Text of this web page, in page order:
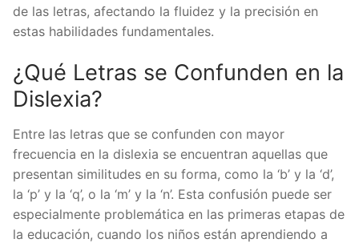
de las letras, afectando la fluidez y la precisión en
estas habilidades fundamentales.
¿Qué Letras se Confunden en la
Dislexia?
Entre las letras que se confunden con mayor
frecuencia en la dislexia se encuentran aquellas que
presentan similitudes en su forma, como la ‘b’ y la ‘d’,
la ‘p’ y la ‘q’, o la ‘m’ y la ‘n’. Esta confusión puede ser
especialmente problemática en las primeras etapas de
la educación, cuando los niños están aprendiendo a